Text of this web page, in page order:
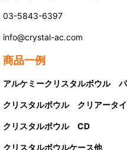
03-5843-6397
info@crystal-ac.com
商品一例
アルケミークリスタルボウル
クリスタルボウル クリアータ
クリスタルボウル CD
クリスタルボウルケース他